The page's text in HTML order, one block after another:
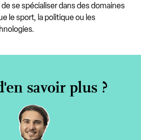
se spécialiser dans des domaines
le sport, la politique ou les
savoir plus ?